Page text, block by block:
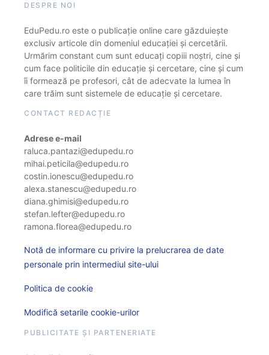
DESPRE NOI
EduPedu.ro este o publicație online care găzduiește
exclusiv articole din domeniul educației și cercetării.
Urmărim constant cum sunt educați copiii noștri, cine și
cum face politicile din educație și cercetare, cine și cum
îi formează pe profesori, cât de adecvate la lumea în
care trăim sunt sistemele de educație și cercetare.
CONTACT REDACȚIE
Adrese e-mail
raluca.pantazi@edupedu.ro
mihai.peticila@edupedu.ro
costin.ionescu@edupedu.ro
alexa.stanescu@edupedu.ro
diana.ghimisi@edupedu.ro
stefan.lefter@edupedu.ro
ramona.florea@edupedu.ro
Notă de informare cu privire la prelucrarea de date
personale prin intermediul site-ului
Politica de cookie
Modifică setarile cookie-urilor
PUBLICITATE ȘI PARTENERIATE